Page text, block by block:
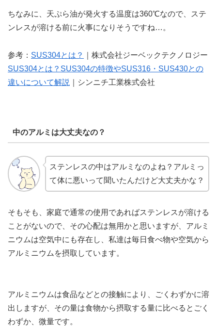
ちなみに、天ぷら油が発火する温度は360℃なので、ステ
ンレスが溶ける前に火事になりそうですね…。
参考： SUS304とは？
｜株式会社ジーベックテクノロジー
SUS304とは？SUS304の特徴やSUS316・SUS430との
違いについて解説
｜シンニチ工業株式会社
中のアルミは大丈夫なの？
ステンレスの中はアルミなのよね？アルミっ
て体に悪いって聞いたんだけど大丈夫かな？
そもそも、家庭で通常の使用であればステンレスが溶ける
ことがないので、その心配は無用かと思いますが、アルミ
ニウムは空気中にも存在し、私達は毎日食べ物や空気から
アルミニウムを摂取しています。
アルミニウムは食品などとの接触により、ごくわずかに溶
出しますが、その量は食物から摂取する量に比べるとごく
わずか、微量です。